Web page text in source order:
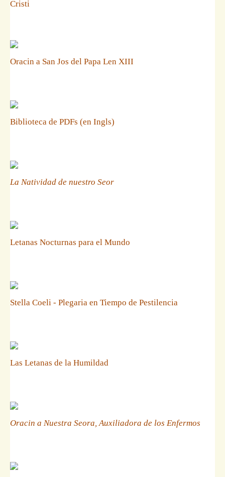
Cristi
Oracin a San Jos del Papa Len XIII
Biblioteca de PDFs (en Ingls)
La Natividad de nuestro Seor
Letanas Nocturnas para el Mundo
Stella Coeli - Plegaria en Tiempo de Pestilencia
Las Letanas de la Humildad
Oracin a Nuestra Seora, Auxiliadora de los Enfermos